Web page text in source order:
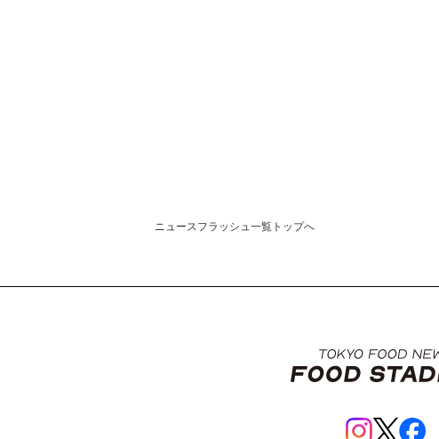
ニュースフラッシュ一覧トップへ